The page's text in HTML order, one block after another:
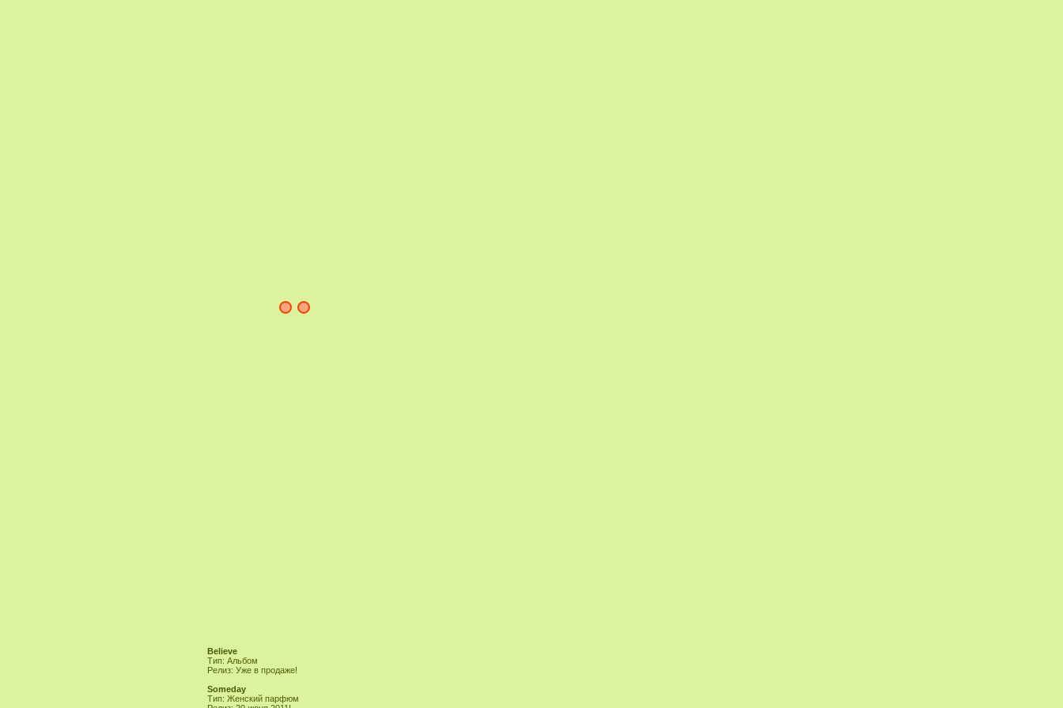
Believe
Тип: Альбом
Релиз: Уже в продаже!
Someday
Тип: Женский парфюм